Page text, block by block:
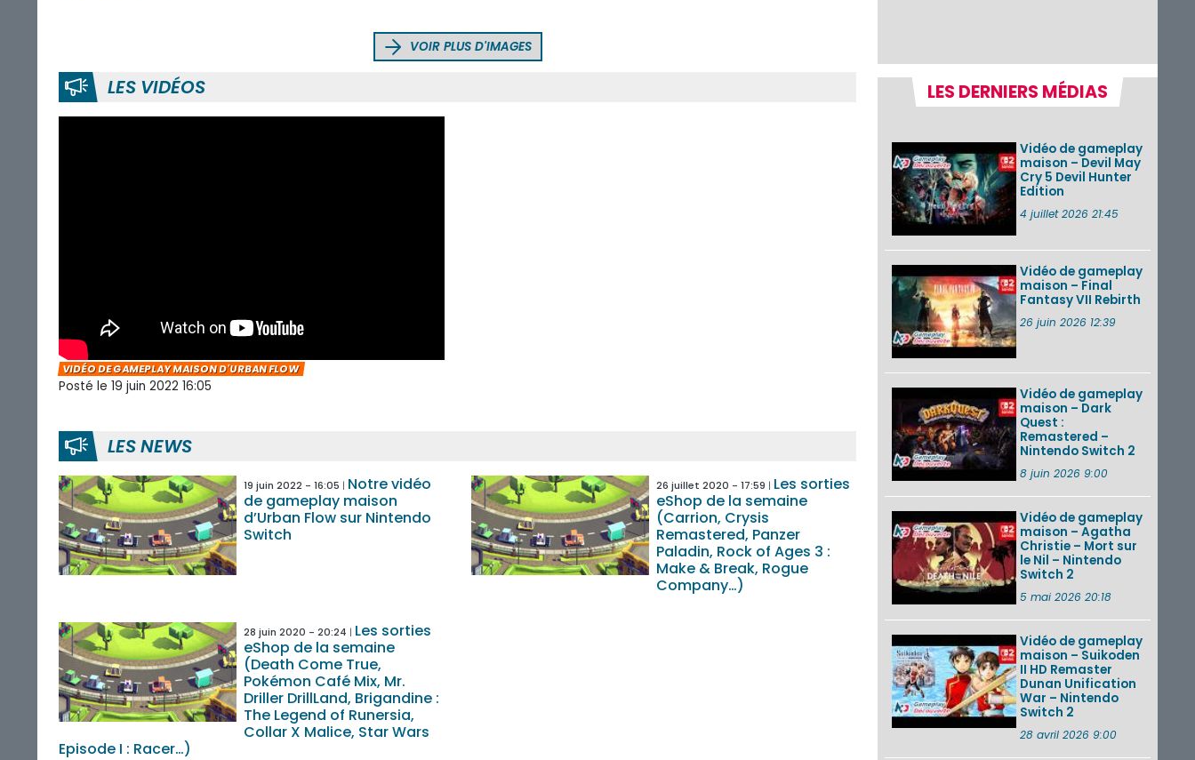
VOIR PLUS D'IMAGES
LES VIDÉOS
VIDÉO DE GAMEPLAY MAISON D'URBAN FLOW
Posté le 19 juin 2022 16:05
LES NEWS
19 juin 2022 - 16:05
Notre vidéo
de gameplay maison
d’Urban Flow sur Nintendo
Switch
26 juillet 2020 - 17:59
Les sorties
eShop de la semaine
(Carrion, Crysis
Remastered, Panzer
Paladin, Rock of Ages 3 :
Make & Break, Rogue
Company…)
28 juin 2020 - 20:24
Les sorties
eShop de la semaine
(Death Come True,
Pokémon Café Mix, Mr.
Driller DrillLand, Brigandine :
The Legend of Runersia,
Collar X Malice, Star Wars
Episode I : Racer…)
Les sorties eShop de
la semaine 31 de
2026 (Xenoblade
Edit...
Une édition
physique japonaise
de Stray Children
sur Nintendo Switch
décembre ...
Nintendo Music :
des musiques de
cinq jeux Virtual Boy
et de nouveaux
VOIR PLUS DE NEWS
LES DERNIERS MÉDIAS
Vidéo de gameplay
maison – Devil May
Cry 5 Devil Hunter
Edition
4 juillet 2026 21:45
Vidéo de gameplay
maison – Final
Fantasy VII Rebirth
26 juin 2026 12:39
Vidéo de gameplay
maison – Dark
Quest :
Remastered –
Nintendo Switch 2
8 juin 2026 9:00
Vidéo de gameplay
maison – Agatha
Christie – Mort sur
le Nil – Nintendo
Switch 2
5 mai 2026 20:18
Vidéo de gameplay
maison – Suikoden
II HD Remaster
Dunan Unification
War – Nintendo
Switch 2
28 avril 2026 9:00